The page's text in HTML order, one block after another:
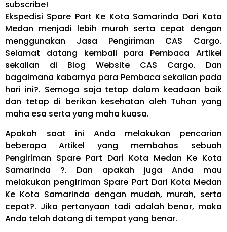
subscribe!
Ekspedisi Spare Part Ke Kota Samarinda Dari Kota
Medan menjadi lebih murah serta cepat dengan
menggunakan Jasa Pengiriman CAS Cargo.
Selamat datang kembali para Pembaca Artikel
sekalian di Blog Website CAS Cargo. Dan
bagaimana kabarnya para Pembaca sekalian pada
hari ini?. Semoga saja tetap dalam keadaan baik
dan tetap di berikan kesehatan oleh Tuhan yang
maha esa serta yang maha kuasa.
Apakah saat ini Anda melakukan pencarian
beberapa Artikel yang membahas sebuah
Pengiriman Spare Part Dari Kota Medan Ke Kota
Samarinda ?. Dan apakah juga Anda mau
melakukan pengiriman Spare Part Dari Kota Medan
Ke Kota Samarinda dengan mudah, murah, serta
cepat?. Jika pertanyaan tadi adalah benar, maka
Anda telah datang di tempat yang benar.